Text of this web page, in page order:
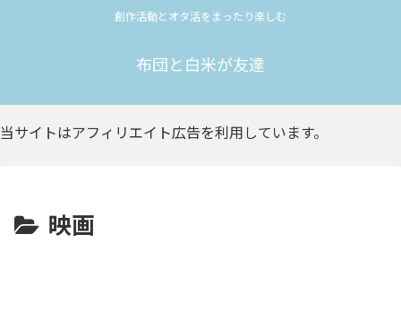
創作活動とオタ活をまったり楽しむ
布団と白米が友達
当サイトはアフィリエイト広告を利用しています。
映画